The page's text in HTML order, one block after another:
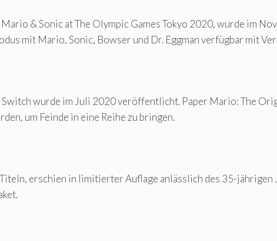
& Sonic at The Olympic Games Tokyo 2020, wurde im
mit Mario, Sonic, Bowser und Dr. Eggman verfügbar mit
wurde im Juli 2020 veröffentlicht. Paper Mario: The
um Feinde in eine Reihe zu bringen.
erschien in limitierter Auflage anlässlich des 35-jährigen